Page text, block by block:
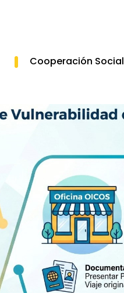
Cooperación Social